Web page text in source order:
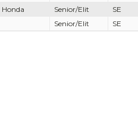
Honda Senior/Elit SE
Senior/Elit SE